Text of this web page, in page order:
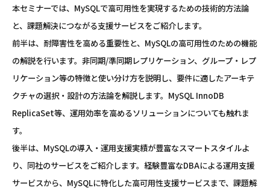
本セミナーでは、MySQLで高可用性を実現するための技術的方法論
と、課題解決につながる支援サービスをご紹介します。
前半は、耐障害性を高める重要性と、MySQLの高可用性のための機能
の解説を行います。非同期/準同期レプリケーション、グループ・レプ
リケーション等の特徴と使い分け方を説明し、要件に適したアーキテ
クチャの選択・設計の方法論を解説します。MySQL InnoDB
ReplicaSet等、運用効率を高めるソリューションについても触れま
す。
後半は、MySQLの導入・運用支援実績が豊富なスマートスタイルよ
り、同社のサービスをご紹介します。経験豊富なDBAによる運用支援
サービスから、MySQLに特化した高可用性支援サービスまで、課題解